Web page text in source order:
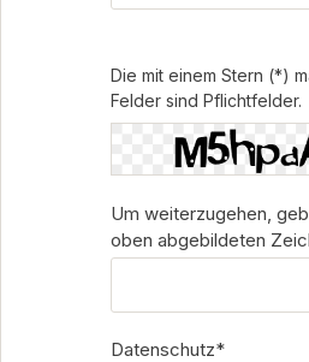
Die mit einem Stern (*)
Felder sind Pflichtfelder.
Um weiterzugehen,
oben abgebildeten
Datenschutz*